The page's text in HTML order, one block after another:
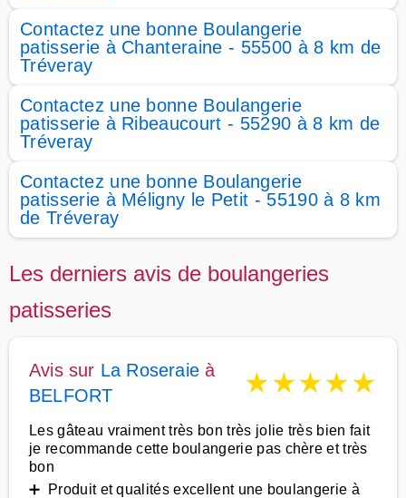
Contactez une bonne Boulangerie
patisserie à Chanteraine - 55500 à 8 km de
Tréveray
Contactez une bonne Boulangerie
patisserie à Ribeaucourt - 55290 à 8 km de
Tréveray
Contactez une bonne Boulangerie
patisserie à Méligny le Petit - 55190 à 8 km
de Tréveray
Les derniers avis de boulangeries
patisseries
Avis sur La Roseraie à
BELFORT
★★★★★
Les gâteau vraiment très bon très jolie très bien fait
je recommande cette boulangerie pas chère et très
bon
➕ Produit et qualités excellent une boulangerie à